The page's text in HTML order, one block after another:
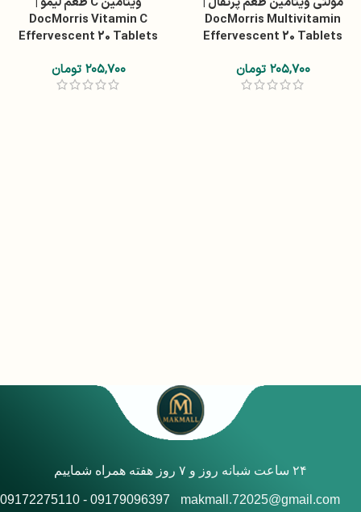
DocMorris Multivitamin
Effervescent 20 Tablets
۲۰۵,۷۰۰ تومان
DocMorris Vitamin C
Effervescent 20 Tablets
۲۰۵,۷۰۰ تومان
۲۴ ساعت شبانه روز و ۷ روز هفته همراه شماییم
makmall.72025@gmail.com
09179096397 - 09172275110